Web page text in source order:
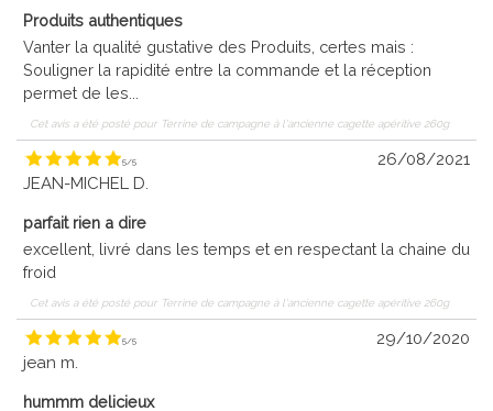
Produits authentiques
Vanter la qualité gustative des Produits, certes mais :
Souligner la rapidité entre la commande et la réception
permet de les...
Cet avis a été posté pour Terrine de campagne à l'ancienne cagette apéritive 260g
5/5
26/08/2021
JEAN-MICHEL D.
parfait rien a dire
excellent, livré dans les temps et en respectant la chaine du
froid
Cet avis a été posté pour Terrine de campagne à l'ancienne cagette apéritive 260g
5/5
29/10/2020
jean m.
hummm delicieux